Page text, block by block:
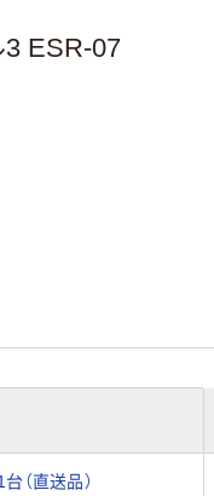
ESR-07
直送品）